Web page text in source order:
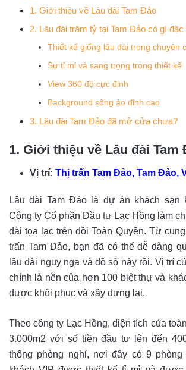
1. Giới thiệu về Lâu đài Tam Đảo
2. Lâu đài trăm tỷ tại Tam Đảo có gì đặc
Thiết kế giống lâu đài trong chuyện
Sự tỉ mỉ và sang trọng trong thiết kế
View 360 độ cực đỉnh
Background sống ảo đỉnh cao
3. Lâu đài Tam Đảo đã mở cửa chưa?
1. Giới thiệu về Lâu đài Tam
Vị trí: Thị trấn Tam Đảo, Tam Đảo,
Lâu đài Tam Đảo là dự án khách sạn
Công ty Cổ phần Đầu tư Lạc Hồng làm
đài tọa lạc trên đồi Toàn Quyền. Từ
trấn Tam Đảo, bạn đã có thể dễ dàng
lâu đài nguy nga và đồ sộ này rồi. Vị trí
chính là nền của hơn 100 biệt thự và
được khôi phục và xây dựng lại.
Theo công ty Lạc Hồng, diện tích của
3.000m2 với số tiền đầu tư lên đến
thống phòng nghỉ, nơi đây có 9 phòng